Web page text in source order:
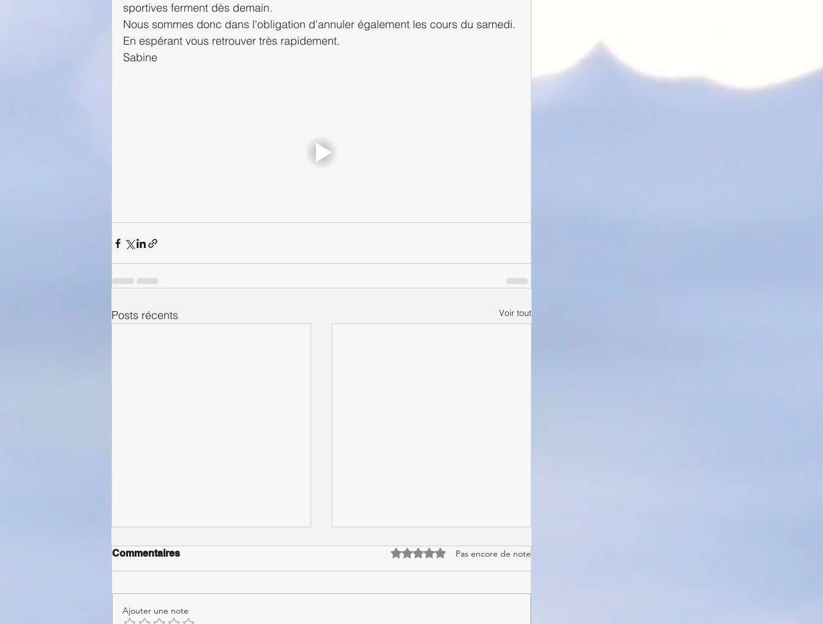
sportives ferment dès demain.
Nous sommes donc dans l'obligation d'annuler également les cours du samedi.
En espérant vous retrouver très rapidement.
Sabine
Posts récents Voir tout
Stage découverte
Commentaires Noté 0 étoile sur 5.Pas encore de note
Ajouter une note